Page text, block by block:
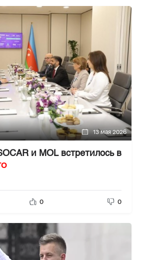
13 мая 2026
и MOL встретилось в
0 0